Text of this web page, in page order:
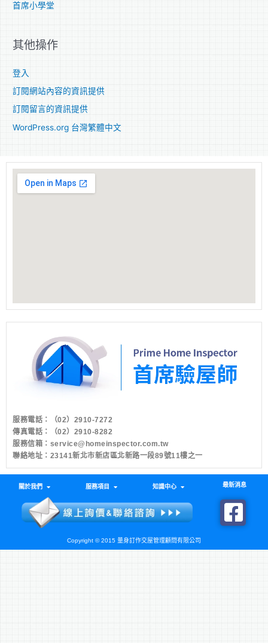
首席小學堂
其他操作
登入
訂閱網站內容的資訊提供
訂閱留言的資訊提供
WordPress.org 台灣繁體中文
服務電話：
（02）2910-7272
傳真電話：（02）2910-8282
服務信箱： service@homeinspector.com.tw
聯絡地址：23141新北市新店區北新路一段89號11樓之一
關於我們 服務項目 知識中心 最新消息
Copyright © 2015 量身訂作交屋管理顧問有限公司